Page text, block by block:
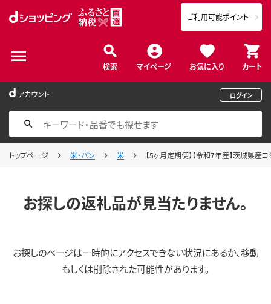
検索 マイページ お気に入り カート
ご利用可能ポイント
アカウント ログイン
トップページ 米・パン 米 【5ヶ月定期便】【令和7年産】茨城県
お探しの返礼品が見当たりません。
お探しのページは一時的にアクセスできない状況にあるか、移動
もしくは削除された可能性があります。